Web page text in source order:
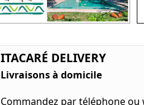
ITACARÉ DELIVERY
Livraisons à domicile
Commandez par téléphone